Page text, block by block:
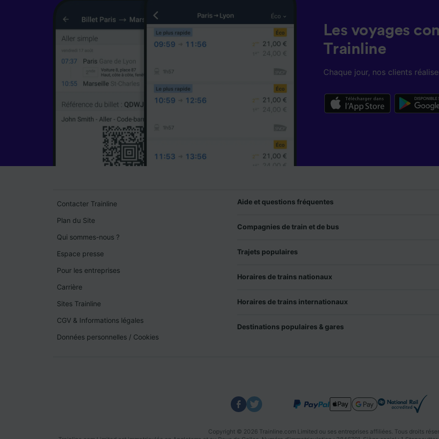
Les voyages
Trainline
Chaque jour, nos clients
Contacter Trainline
Plan du Site
Qui sommes-nous ?
Espace presse
Pour les entreprises
Carrière
Sites Trainline
CGV & Informations légales
Données personnelles / Cookies
Aide et questions fréquentes
Compagnies de train et de bus
Trajets populaires
Horaires de trains nationaux
Horaires de trains internationaux
Destinations populaires & gares
Copyright © 2026 Trainline.com Limited ou ses entreprises affiliées. Tous droits